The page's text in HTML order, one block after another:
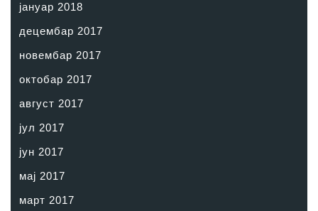
јануар 2018
децембар 2017
новембар 2017
октобар 2017
август 2017
јул 2017
јун 2017
мај 2017
март 2017